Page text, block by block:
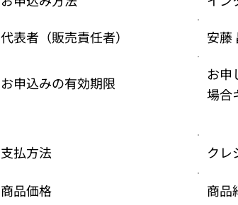
代表者（販売責任者）
安藤
お申込みの有効期限
お申
場合
支払方法 クレ
商品価格
商品